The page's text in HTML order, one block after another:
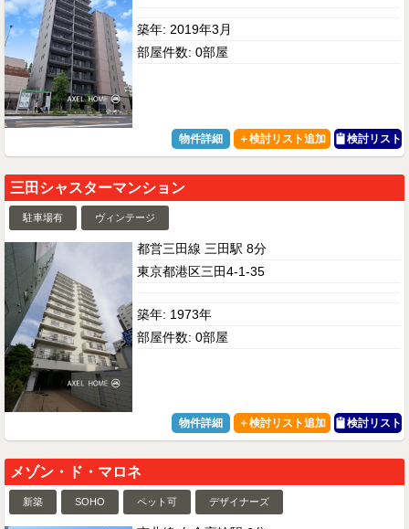
築年: 2019年3月
部屋件数: 0部屋
物件詳細 検討リスト
三田シャスターマンション
駐車場有 ヴィンテージ
都営三田線 三田駅 8分
東京都港区三田4-1-35
築年: 1973年
部屋件数: 0部屋
物件詳細 検討リスト
メゾン・ド・マロネ
新築 SOHO ペット可 デザイナーズ